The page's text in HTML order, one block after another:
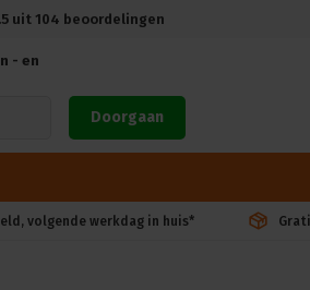
uit 104 beoordelingen
- en
Doorgaan
volgende werkdag in huis*